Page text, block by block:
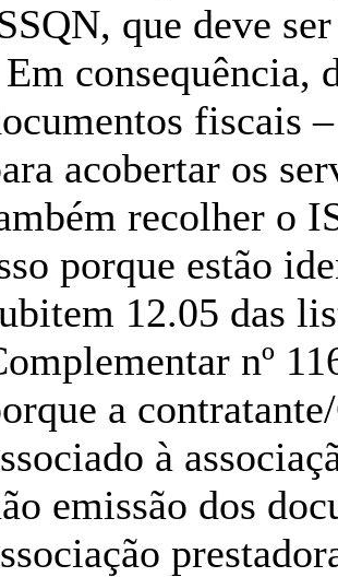
que deve
consequência,
fiscais
acobertar os
recolher o
porque estão
12.05 das
nº
a
à
emissão dos